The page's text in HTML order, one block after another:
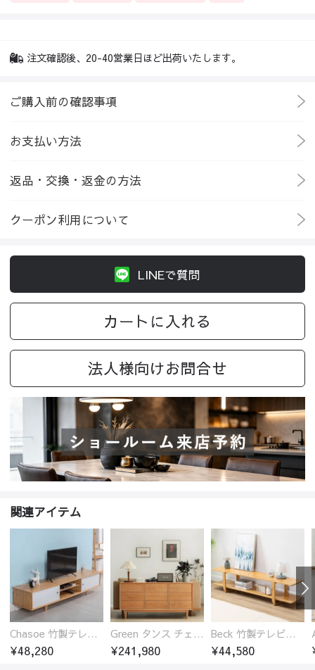
注文確認後、20-40営業日ほど出荷いたします。
ご購入前の確認事項
お支払い方法
返品・交換・返金の方法
クーポン利用について
LINEで質問
カートに入れる
法人様向けお問合せ
関連アイテム
Chasoe 竹製テレビ台 ローボード
¥48,280
Green タンス チェスト チェリー材 無垢材
¥241,980
Beck 竹製テレビ台 ローボード 開放的
¥44,580